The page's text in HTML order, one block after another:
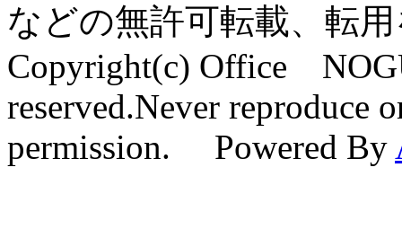
などの無許可転載、転
Copyright(c) Office
reserved.Never reproduce
permission. Powered By